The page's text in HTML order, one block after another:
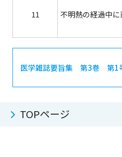
11 不明熱の経過中
医学雑誌要旨集 第3巻 第1
TOPページ